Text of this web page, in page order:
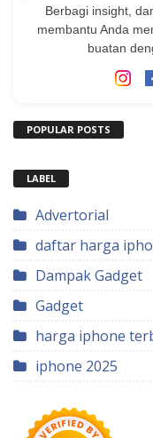
Berbagi insight,
membantu Anda
buatan
POPULAR POSTS
LABEL
Advertorial
daftar harga
Dampak Gadget
Gadget
harga iphone
iphone 2025